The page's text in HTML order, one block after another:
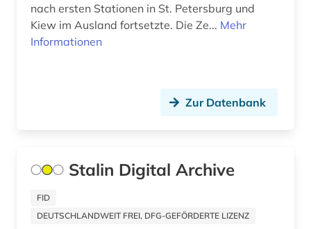
geschichte 2007 (1)
geschichte 2011-2012 (1)
geschichte 2017 (1)
geschichte 2018 (1)
Serbien (1)
Slowakei (1)
Tschechische Republik (1)
nach ersten Stationen in St. Petersburg und
Kiew im Ausland fortsetzte. Die Ze... Mehr
Informationen
Zur Datenbank
Stalin Digital Archive
FID
DEUTSCHLANDWEIT FREI, DFG-GEFÖRDERTE LIZENZ